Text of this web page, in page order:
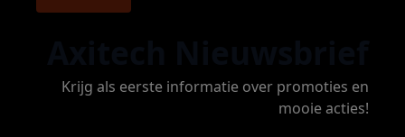
Krijg als eerste informatie over promoties en
mooie acties!